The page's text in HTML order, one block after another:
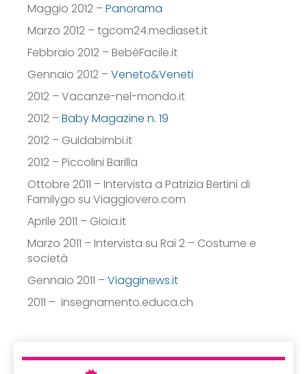
Maggio 2012 –Panorama
Marzo 2012 – tgcom24.mediaset.it
Febbraio 2012 – BebèFacile.it
Gennaio 2012 –Veneto&Veneti
2012 – Vacanze-nel-mondo.it
2012 –Baby Magazine n. 19
2012 – Guidabimbi.it
2012 – Piccolini Barilla
Ottobre 2011 – Intervista a Patrizia Bertini di
Familygo su Viaggiovero.com
Aprile 2011 – Gioia.it
Marzo 2011 – Intervista su Rai 2 – Costume e
società
Gennaio 2011 –Viagginews.it
2011 – insegnamento.educa.ch